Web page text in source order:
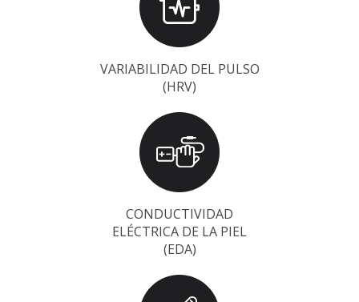
VARIABILIDAD DEL PULSO
(HRV)
CONDUCTIVIDAD
ELÉCTRICA DE LA PIEL
(EDA)